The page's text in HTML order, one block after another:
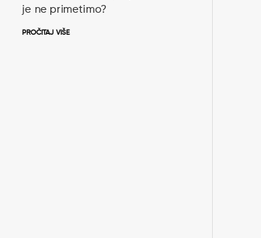
je ne primetimo?
PROČITAJ VIŠE